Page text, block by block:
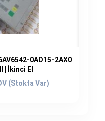
0AD15-2AX0
| İkinci El
Şu